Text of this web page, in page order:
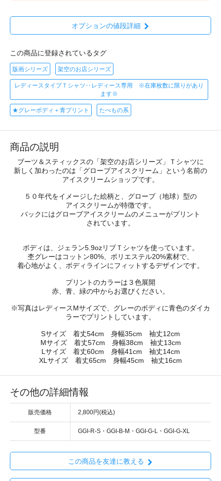
オプションの値段詳細
この商品に登録されているタグ
版画シリーズ 架空のお店シリーズ
レディースタイプＴシャツ‥レディース専用 ※在庫枚数に限りがあり
ます※
★グレーボディ＋青プリント たべもの系
商品の説明
ブーツ＆スティックスの「架空のお店シリーズ」Ｔシャツに
新しく加わったのは「グローブアイスクリーム」という名前の
アイスクリームショップです。
５０年代をイメージした絵柄と、グローブ（地球）型の
アイスクリームが特徴です。
バックにはグローブアイスクリームのメニューがプリント
されています。
ボディは、ジェラン5.9ozリブＴシャツを使っています。
杢グレーはコットン80%、ポリエステル20%素材で、
着心地がよく、ボディラインにフィットするデザインです。
プリントのカラーは３色展開
赤、青、緑の中からお選びください。
※写真はレディースMサイズで、グレーのボディに青色のダイカ
ラーでプリントしています。
Sサイズ 着丈54cm 身幅35cm 袖丈12cm
Mサイズ 着丈57cm 身幅38cm 袖丈13cm
Lサイズ 着丈60cm 身幅41cm 袖丈14cm
XLサイズ 着丈65cm 身幅45cm 袖丈16cm
その他の詳細情報
販売価格 2,800円(税込)
型番 GGI-R-S・GGI-B-M・GGI-G-L・GGI-G-XL
この商品を友達に教える